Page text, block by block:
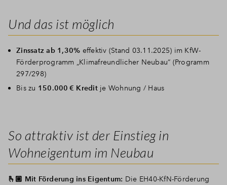
Und das ist möglich
Zinssatz ab 1,30% effektiv (Stand 03.11.2025) im KfW-
Förderprogramm „Klimafreundlicher Neubau“ (Programm
297/298)
Bis zu 150.000 € Kreditje Wohnung / Haus
So attraktiv ist der Einstieg in
Wohneigentum im Neubau
🫰🏼 Mit Förderung ins Eigentum: Die EH40-KfN-Förderung